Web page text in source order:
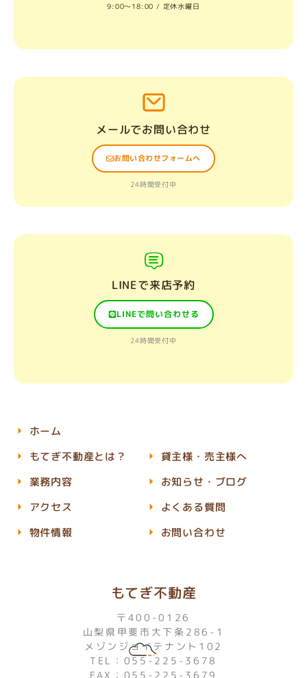
9:00〜18:00 / 定休水曜日
メールでお問い合わせ
お問い合わせフォームへ
24時間受付中
LINEで来店予約
LINEで問い合わせる
24時間受付中
もてぎ不動産
〒400-0126
山梨県甲斐市大下条286-1
メゾンジョイテナント102
TEL：055-225-3678
FAX：055-225-3679
ホーム
もてぎ不動産とは？
業務内容
アクセス
物件情報
貸主様・売主様へ
お知らせ・ブログ
よくある質問
お問い合わせ